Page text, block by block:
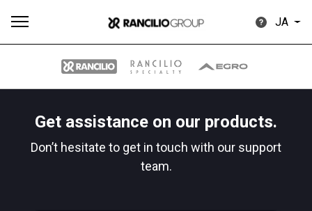
JA
Get assistance on our products.
Don’t hesitate to get in touch with our support
team.
べ
情報
ース
ロード
と見